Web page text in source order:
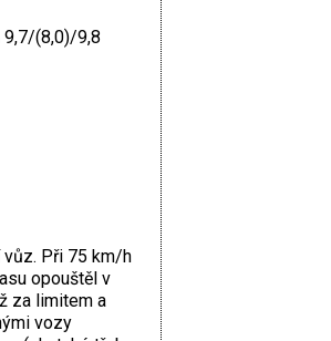
(8,0)/9,8
vůz. Při 75 km/h
opouštěl v
za limitem a
vozy